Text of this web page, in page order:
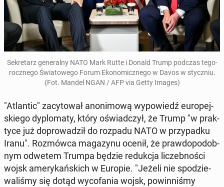
Se­kre­tarz ge­ne­ral­ny NATO Mark Rutte i Donald Trump podczas te­go­
rocz­ne­go Świa­to­we­go Forum Eko­no­micz­ne­go w Davos w stycz­niu.
(Fot. Mandel NGAN / AFP via Getty Images)
"Atlan­tic" za­cy­to­wał ano­ni­mo­wą wy­po­wiedź eu­ro­pej­
skie­go dy­plo­ma­ty, który oświad­czył, że Trump "w prak­
ty­ce już do­pro­wa­dził do rozpadu NATO w przy­pad­ku
Iranu". Roz­mów­ca ma­ga­zy­nu ocenił, że praw­do­po­dob­
nym odwetem Trumpa będzie re­duk­cja li­czeb­no­ści
wojsk ame­ry­kań­skich w Europie. "Jeżeli nie spo­dzie­
wa­li­śmy się dotąd wy­co­fa­nia wojsk, po­win­ni­śmy